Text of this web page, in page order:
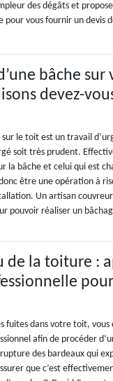
des dégâts et
vous fournir un devis
bâche
devez-
sur le toit est un travail
soit très prudent.
la bâche et celui qui est
être une opération à
Un artisan
pouvoir réaliser un
de la toiture :
fuites dans votre toit,
afin de procéder
des bardeaux qui
que c’est